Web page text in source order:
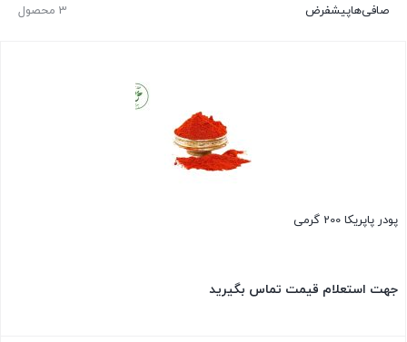
3 محصول صافی‌هاپیشفرض
پودر پاپریکا 200 گرمی
جهت استعلام قیمت تماس بگیرید